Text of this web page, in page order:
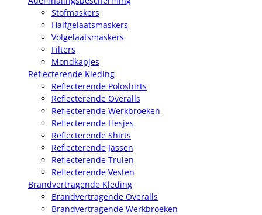
Stofmaskers
Halfgelaatsmaskers
Volgelaatsmaskers
Filters
Mondkapjes
Reflecterende Kleding
Reflecterende Poloshirts
Reflecterende Overalls
Reflecterende Werkbroeken
Reflecterende Hesjes
Reflecterende Shirts
Reflecterende Jassen
Reflecterende Truien
Reflecterende Vesten
Brandvertragende Kleding
Brandvertragende Overalls
Brandvertragende Werkbroeken